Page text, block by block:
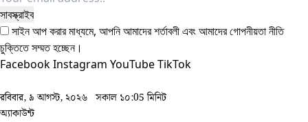
সাইন আপ করার মাধ্যমে, আপনি আমাদের শর্তাবলী এবং আমাদেরগোপনীয়তা নীতি
চুক্তিতে সম্মত হচ্ছেন।
FacebookInstagram YouTubeTikTok
রবিবার, ৯ আগস্ট, ২০২৬ সকাল ১০:05 মিনিট
অ্যাকাউন্ট